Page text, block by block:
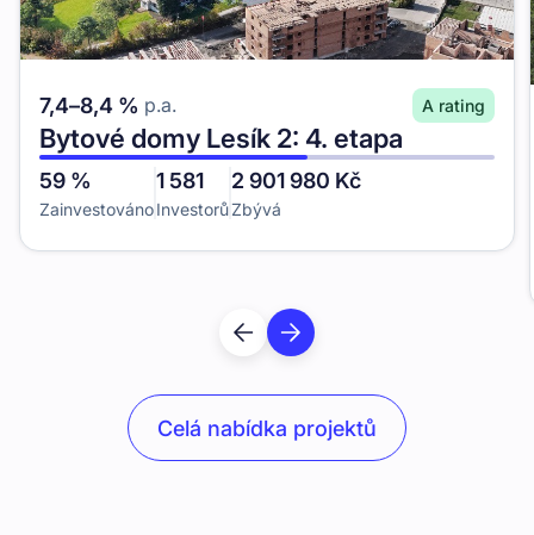
7,4–8,4 % p.a. A rating
Bytové domy Lesík 2: 4. etapa
59 %
Zainvestováno
1 581
Investorů
2 901 980 Kč
Zbývá
Celá nabídka projektů